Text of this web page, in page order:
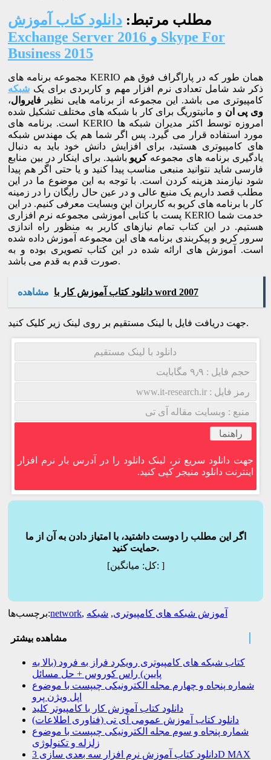
مطلب مرتبط: دانلود کتاب آموزش
Exchange Server 2016 و Skype For
Business 2015
مجموعه برنامه های KERIO همان طور که در پاراگراف فوق هم
ذکر شد شامل تعدادی نرم افزار مهم و کاربردی برای یک شبکه
کامپیوتری می باشد. این مجموعه از برنامه هایی نظیر فایروال،
وی پی ان و مانیتوریگ برای کار با شبکه های مختلف تشکیل شده
است. برنامه های KERIO امروزه توسط اکثر مدیران شبکه ها
مورد استفاده قرار می گیرد. پس اگر شما هم یک مهندس شبکه
های کامپیوتری هستید، برای افزایش دانش خود باید به دنبال
یادگیری برنامه های مجموعهکریو باشید. برای اینکار در بین منابع
فارسی شاید نتوانید منبعی مناسب پیدا کنید و یا حتی اگر هم پیدا
شود نیازمند هزینه کردن است. با توجه به این موضوع ما در این
مطلب قصد داریم یک منبع عالی و در عین حال رایگان را در زمینه
کار با برنامه های کریو به کاربران این وبسایت معرفی کنیم. در این
پست با کتابی آموزشی مجموعه نرم افزاری KERIO خدمت شما
هستیم. در این کتاب تمام نیازهای کاربر به منظور راه اندازی
سرور کریو و پیکربندی برنامه های این مجموعه آموزش داده شده
است. آموزش های ارائه شده در این کتاب تصویری بوده و به
صورت قدم به قدم می باشد.
مشاهده دانلود کتاب آموزش کار با word 2007
جهت دریافت فایل با لینک مستقیم بر روی لینک زیر کلیک کنید.
دانلود با لینک مستقیم
حجم فایل : ۹٫۹ مگابایت
رمز فایل : www.it-research.ir
منبع : وبسایت مقاله آی تی
راهنما
جهت دانلود سریع تر، لینک دانلود را در آدرس بار نرم افزار
اینترنت دانلود منیجر کپی کنید.
اگر این مطلب را دوست داشتید، با امتیاز دادن به آن از ما
حمایت کنید.
[کل:میانگین: ]
برچسب‌ها:network, آموزش شبکه های کامپیوتری, شبکه
مشاهده بیشتر
کتاب شبکه های کامپیوتری رویکرد فراز به فرود (بالا به
پایین) راس کوروس + حل مسائل
شماره پنجاه و چهارم مجله الکترونیکی چیپست با موضوع
اپل ویژن پرو
دانلود کتاب آموزش کار با کامپیوتر کلید
دانلود کتاب آموزش عمومی آی تی (فناوری اطلاعات)
شماره پنجاه و سوم مجله الکترونیکی چیپست با موضوع
زلزله و تکنولوژی
دانلود کتاب آموزش نرم افزار سه بعدی سازی 3D MAX